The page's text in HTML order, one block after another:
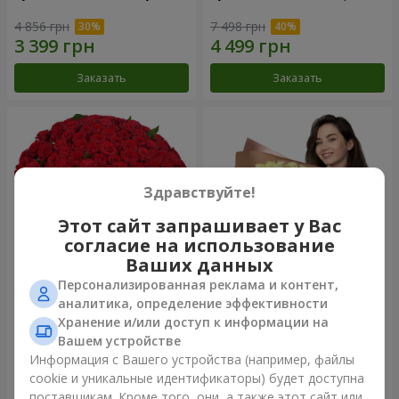
4 856 грн
Заказать
7 498 грн
Заказать
101 красная роза
10 725 грн
Заказать
Букет "Сердце – сердцу"
Заказать
Здравствуйте!
Этот сайт запрашивает у Вас
согласие на использование
Ваших данных
Персонализированная реклама и контент,
аналитика, определение эффективности
Хранение и/или доступ к информации на
Вашем устройстве
Информация с Вашего устройства (например, файлы
cookie и уникальные идентификаторы) будет доступна